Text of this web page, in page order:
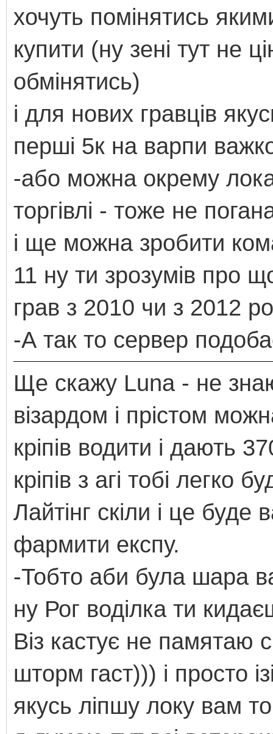
хочуть помінятись
купити (ну зені тут не
обмінятись)
і для нових гравців
перші 5к на варпи
-або можна окрему
торгівлі - тоже не
і ще можна зробити
11 ну ти зрозумів про
грав з 2010 чи з 2012
-А так то сервер
Ще скажу Luna - не
візардом і прістом
кріпів водити і дають
кріпів з агі тобі легко
Лайтінг скіли і це
фармити експу.
-Тобто аби була шара
ну Рог воділка ти
Віз кастує не памятаю
шторм гаст))) і просто
якусь ліпшу локу вам